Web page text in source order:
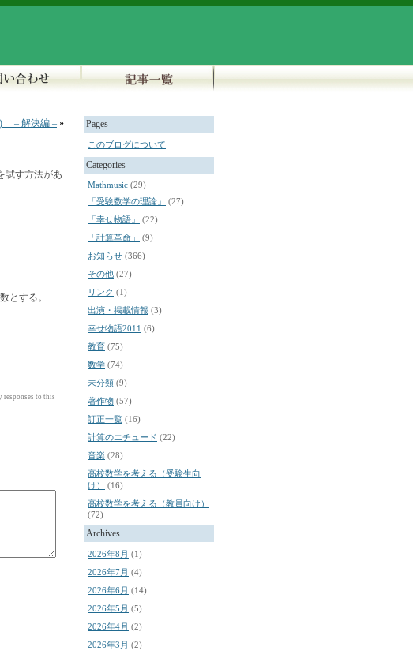
– 解決編 – »
試す方法があ
とする。
responses to this
Pages
このブログについて
Categories
Mathmusic (29)
「受験数学の理論」
(27)
「幸せ物語」
(22)
「計算革命」
(9)
お知らせ (366)
その他 (27)
リンク (1)
出演・掲載情報 (3)
幸せ物語2011 (6)
教育 (75)
数学 (74)
未分類 (9)
著作物 (57)
訂正一覧 (16)
計算のエチュード (22)
音楽 (28)
高校数学を考える（受験生向
け）
(16)
高校数学を考える（教員向け）
(72)
Archives
2026年8月 (1)
2026年7月 (4)
2026年6月 (14)
2026年5月 (5)
2026年4月 (2)
2026年3月 (2)